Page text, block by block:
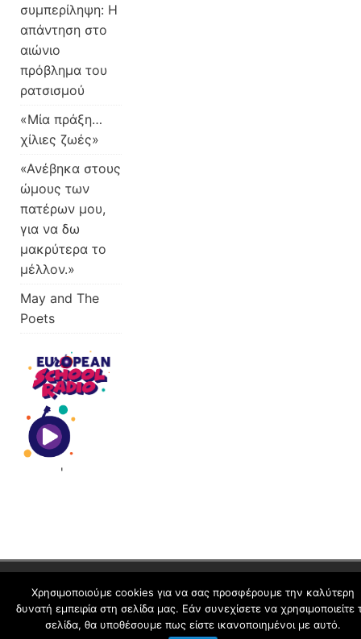
συμπερίληψη: Η
απάντηση στο
αιώνιο
πρόβλημα του
ρατσισμού
«Μία πράξη…
χίλιες ζωές»
«Ανέβηκα στους
ώμους των
πατέρων μου,
για να δω
μακρύτερα το
μέλλον.»
May and The
Poets
'
Όροι Χρήσης schoolpress.sch.gr|Δήλωση
Χρησιμοποιούμε cookies για να σας προσφέρουμε την καλύτερη
δυνατή εμπειρία στη σελίδα μας. Εάν συνεχίσετε να χρησιμοποιείτε
σελίδα, θα υποθέσουμε πως είστε ικανοποιημένοι με αυτό.